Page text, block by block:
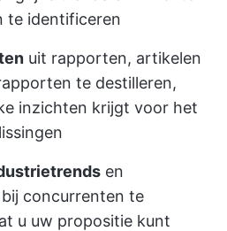
te identificeren
uit rapporten, artikelen
te destilleren,
inzichten krijgt voor het
en
concurrenten te
u uw propositie kunt